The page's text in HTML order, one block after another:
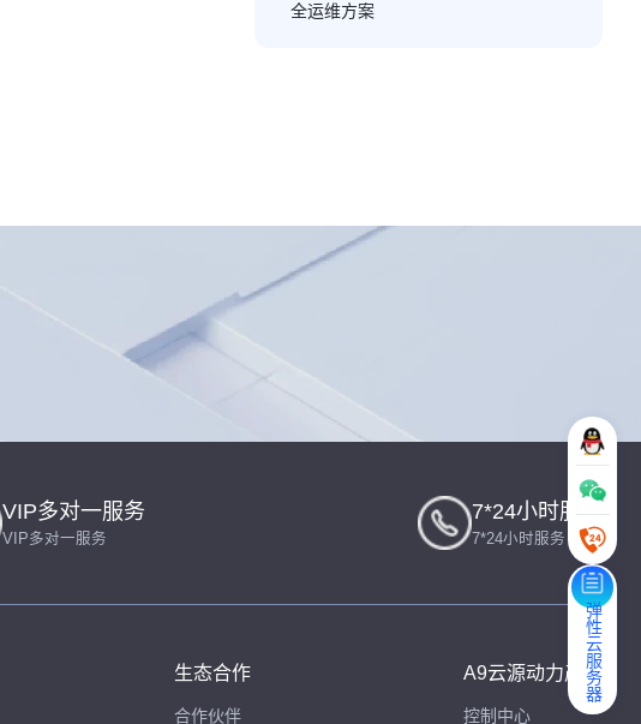
全运维方案
弹性云服务器
VIP多对一服务
VIP多对一服务
7*24小时服务
7*24小时服务
生态合作
合作伙伴
A9云源动力产品
控制中心